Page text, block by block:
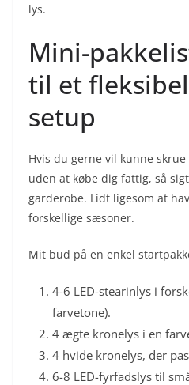
lys.
Mini-
til et
setup
Hvis du gerne vil kunne
uden at købe dig fattig, så
garderobe. Lidt ligesom at
forskellige sæsoner.
Mit bud på en enkel
4-6 LED-stearinlys i
farvetone).
4 ægte kronelys i en
4 hvide kronelys, der
6-8 LED-fyrfadslys til